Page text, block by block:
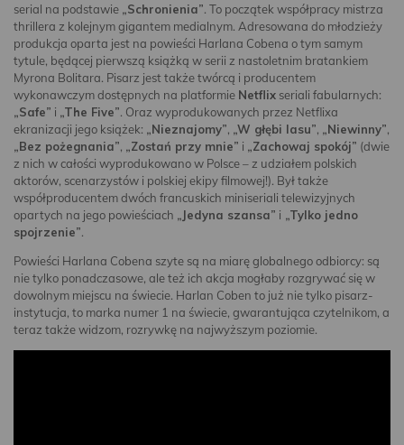
serial na podstawie „Schronienia”. To początek współpracy mistrza
thrillera z kolejnym gigantem medialnym. Adresowana do młodzieży
produkcja oparta jest na powieści Harlana Cobena o tym samym
tytule, będącej pierwszą książką w serii z nastoletnim bratankiem
Myrona Bolitara. Pisarz jest także twórcą i producentem
wykonawczym dostępnych na platformie Netflix seriali fabularnych:
„Safe” i „The Five”. Oraz wyprodukowanych przez Netflixa
ekranizacji jego książek: „Nieznajomy”, „W głębi lasu”, „Niewinny”,
„Bez pożegnania”, „Zostań przy mnie” i „Zachowaj spokój” (dwie
z nich w całości wyprodukowano w Polsce – z udziałem polskich
aktorów, scenarzystów i polskiej ekipy filmowej!). Był także
współproducentem dwóch francuskich miniseriali telewizyjnych
opartych na jego powieściach „Jedyna szansa” i „Tylko jedno
spojrzenie”.
Powieści Harlana Cobena szyte są na miarę globalnego odbiorcy: są
nie tylko ponadczasowe, ale też ich akcja mogłaby rozgrywać się w
dowolnym miejscu na świecie. Harlan Coben to już nie tylko pisarz-
instytucja, to marka numer 1 na świecie, gwarantująca czytelnikom, a
teraz także widzom, rozrywkę na najwyższym poziomie.